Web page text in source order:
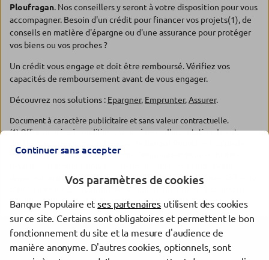
Ploufragan. Nos conseillers y seront à votre disposition pour vous
accompagner. Besoin d'un crédit pour financer vos projets(1), de
conseils en matière d'épargne ou d'une assurance pour protéger
vos biens ou vos proches ?
Un crédit vous engage et doit être remboursé. Vérifiez vos
capacités de remboursement avant de vous engager.
Découvrez nos solutions : Epargner, Emprunter,Assurer.
Document à caractère publicitaire et sans valeur contractuelle.
(1) Offre soumise à conditions, sous réserve d'acceptation de votre
Pour les crédits à la consommation, l'emprunteur dispose du délai
dispose d'un délai de réflexion de dix jours avant d'accepter l'offre de
crédit. La vente est subordonnée à l'obtention du prêt. Si celui-ci n'est
pas obtenu, le vendeur doit rembourser les sommes versées.
Les agences Banque Populaire dans les villes à proximité
Continuer sans accepter
Vos paramètres de cookies
Banque Populaire etses partenaires utilisent des cookies
sur ce site. Certains sont obligatoires et permettent le bon
fonctionnement du site et la mesure d'audience de
manière anonyme. D'autres cookies, optionnels, sont